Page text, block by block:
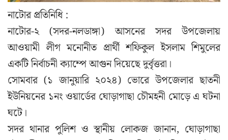
নাটোর প্রতিনিধি :
নাটোর-২ (সদর-নলডাঙ্গা) আসনের সদর উপজেলায়
আওয়ামী লীগ মনোনীত প্রার্থী শফিকুল ইসলাম শিমুলের
একটি নির্বাচনী ক্যাম্পে আগুন দিয়েছে দুর্বৃত্তরা।
সোমবার (১ জানুয়ারি ২০২৪) ভোরে উপজেলার ছাতনী
ইউনিয়নের ১নং ওয়ার্ডের ঘোড়াগাছা চৌমহনী মোড়ে এ ঘটনা
ঘটে।
সদর থানার পুলিশ ও স্থানীয় লোকজ জানান, ঘোড়াগাছা